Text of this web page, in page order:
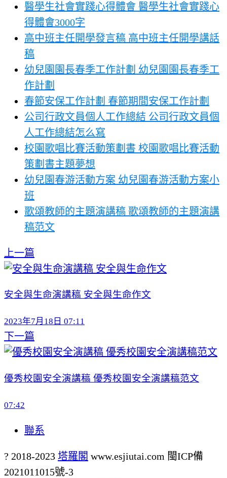
醫學生社會實踐心得體會 醫學生社會實踐心
得體會3000字
高中班主任開學發言稿 高中班主任開學講話
稿
幼兒園園長春季工作計劃 幼兒園園長春季工
作計劃
春節安保工作計劃 春節期間安保工作計劃
公司行政文員個人工作總結 公司行政文員個
人工作總結怎么寫
校園歌唱比賽活動策劃書 校園歌唱比賽活動
策劃書主題夢想
幼兒園春游活動方案 幼兒園春游活動方案小
班
歌頌教師的主題演講稿 歌頌教師的主題演講
稿范文
上一篇
安全與生命演講稿 安全與生命作文
2023年7月18日 07:11
下一篇
優秀校園安全演講稿 優秀校園安全演講稿范文
07:42
聯系
? 2018-2023 塔羅閣 www.esjiutai.com 閩ICP備
2021011015號-3